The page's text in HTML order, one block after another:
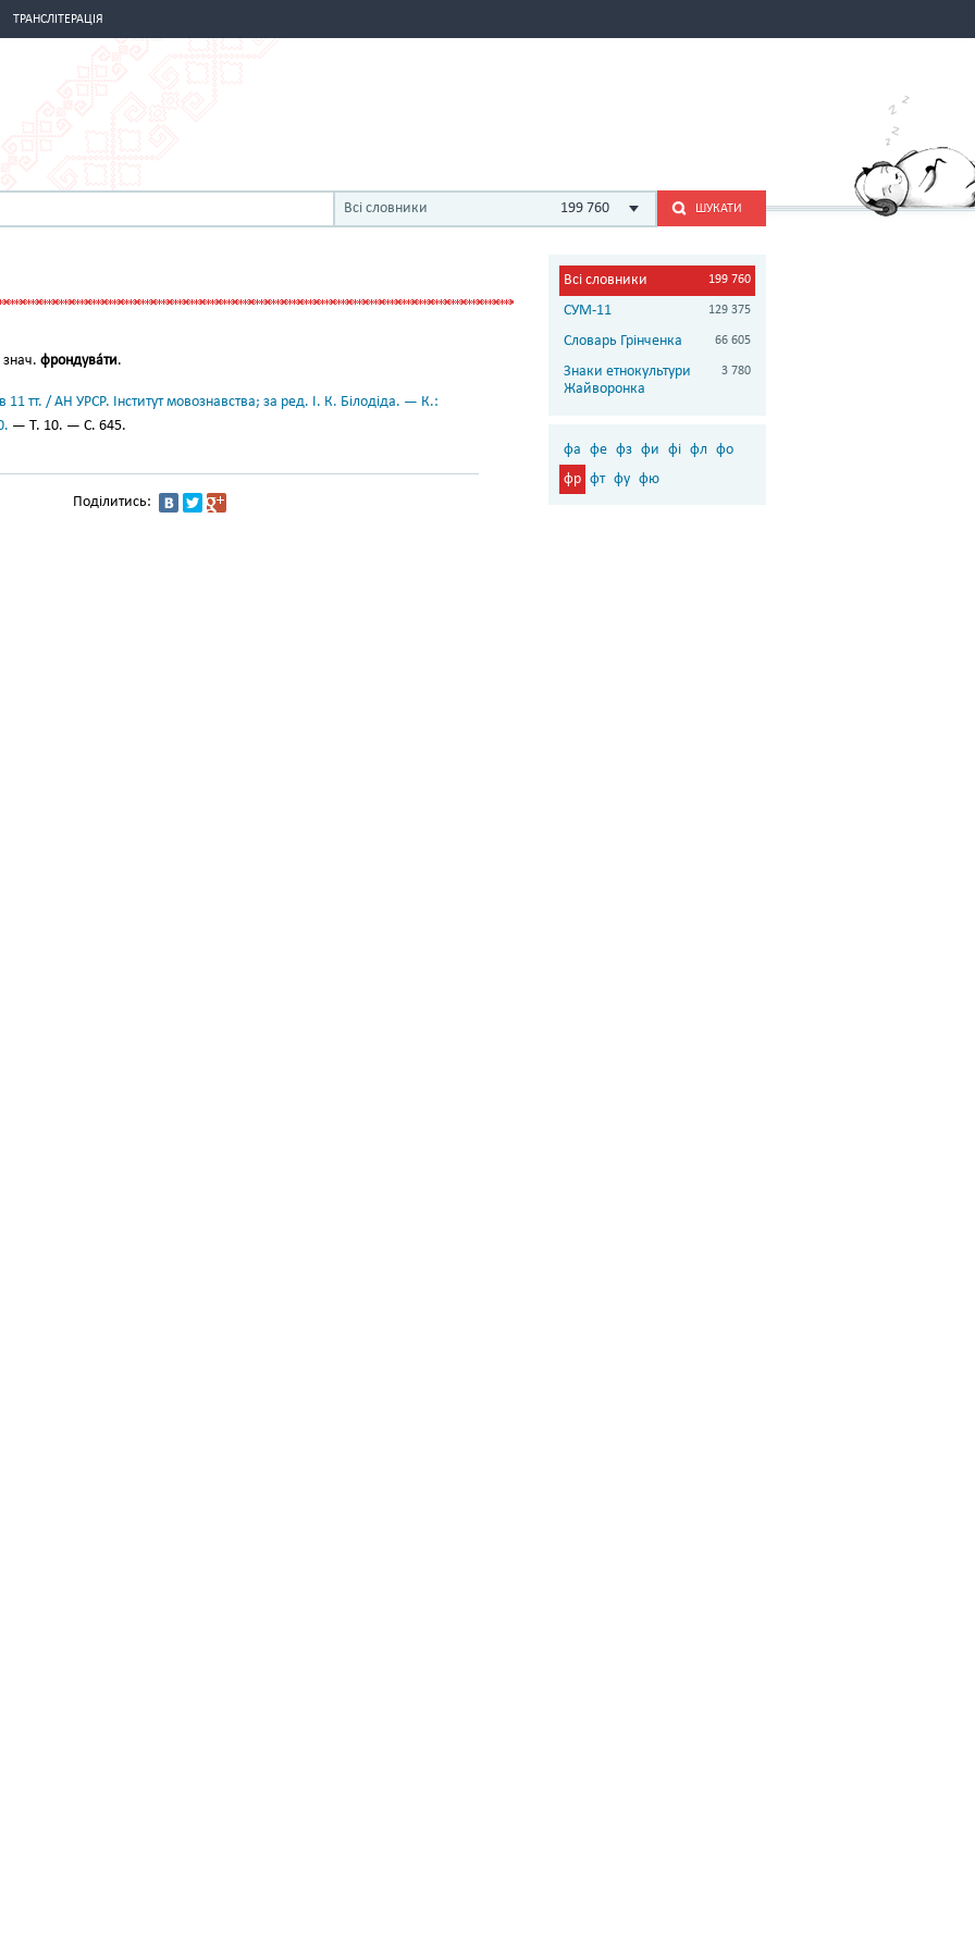
ТРАНСЛІТЕРАЦІЯ
Всі словники 199 760 ШУКАТИ
знач. фрондува́ти.
11 тт. / АН УРСР. Інститут мовознавства; за ред. І. К. Білодіда. — К.:
— Т. 10. — С. 645.
Поділитись:
Всі словники 199 760
СУМ-11 129 375
Словарь Грінченка 66 605
Знаки етнокультури
Жайворонка
3 780
фа фе фз фи фі фл фо
фр фт фу фю